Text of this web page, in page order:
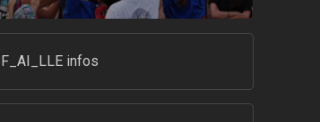
F_AI_LLE infos